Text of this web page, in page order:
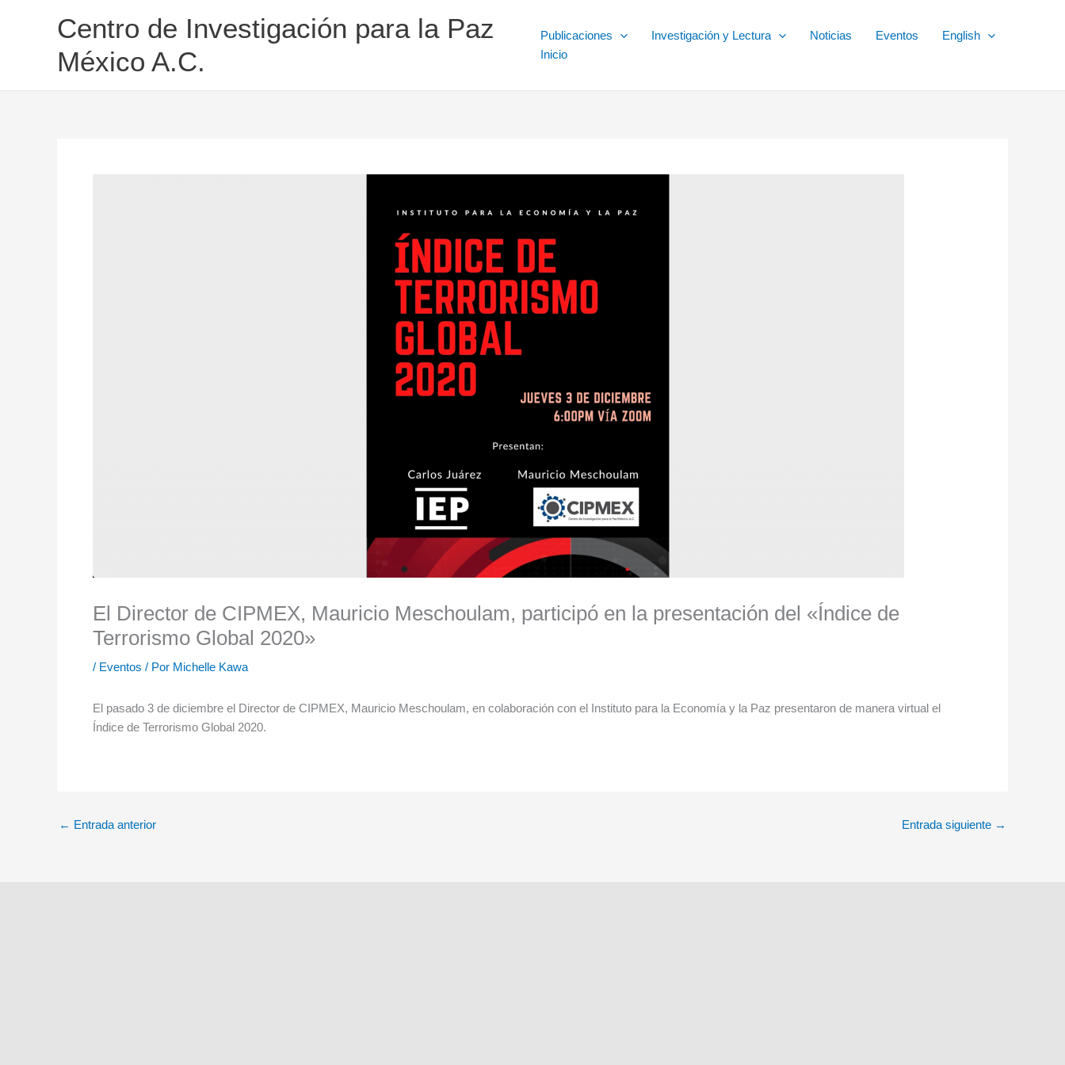
Centro de Investigación para la Paz
México A.C.
Publicaciones Investigación y Lectura Noticias Eventos
English
Inicio
El Director de CIPMEX, Mauricio Meschoulam, participó en la presentación del «Índice de
Terrorismo Global 2020»
/ Eventos / Por Michelle Kawa
El pasado 3 de diciembre el Director de CIPMEX, Mauricio Meschoulam, en colaboración con el Instituto para la Economía y la Paz presentaron de manera virtual el
Índice de Terrorismo Global 2020.
← Entrada anterior Entrada siguiente →